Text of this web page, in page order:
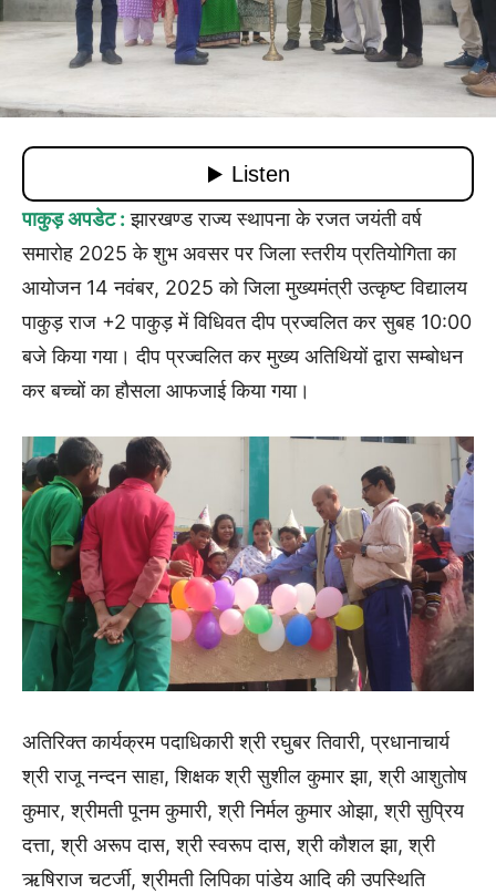
पाकुड़ अपडेट : झारखण्ड राज्य स्थापना के रजत जयंती वर्ष
समारोह 2025 के शुभ अवसर पर जिला स्तरीय प्रतियोगिता का
आयोजन 14 नवंबर, 2025 को जिला मुख्यमंत्री उत्कृष्ट विद्यालय
पाकुड़ राज +2 पाकुड़ में विधिवत दीप प्रज्वलित कर सुबह 10:00
बजे किया गया। दीप प्रज्वलित कर मुख्य अतिथियों द्वारा सम्बोधन
कर बच्चों का हौसला आफजाई किया गया।
अतिरिक्त कार्यक्रम पदाधिकारी श्री रघुबर तिवारी, प्रधानाचार्य
श्री राजू नन्दन साहा, शिक्षक श्री सुशील कुमार झा, श्री आशुतोष
कुमार, श्रीमती पूनम कुमारी, श्री निर्मल कुमार ओझा, श्री सुप्रिय
दत्ता, श्री अरूप दास, श्री स्वरूप दास, श्री कौशल झा, श्री
ऋषिराज चटर्जी, श्रीमती लिपिका पांडेय आदि की उपस्थिति